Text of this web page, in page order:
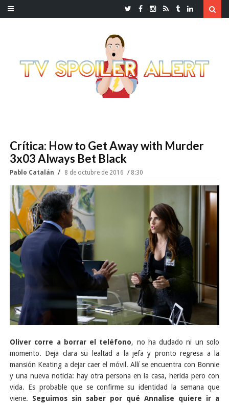
Crítica: How to Get Away with Murder
3x03 Always Bet Black
Pablo Catalán 8 de octubre de 2016 8:30
Oliver corre a borrar el teléfono, no ha dudado ni un solo
momento. Deja clara su lealtad a la jefa y pronto regresa a la
mansión Keating a dejar caer el móvil. Allí se encuentra con Bonnie
y una nueva noticia: hay otra persona en la casa, herida pero con
vida. Es probable que se confirme su identidad la semana que
viene. Seguimos sin saber por qué Annalise quiere ir a